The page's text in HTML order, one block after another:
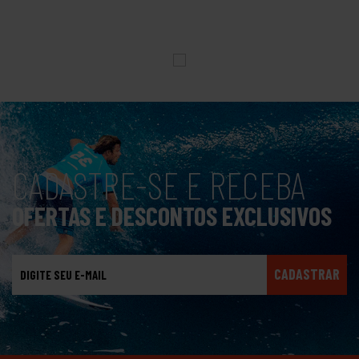
CADASTRE-SE E RECEBA
OFERTAS E DESCONTOS EXCLUSIVOS
CADASTRAR